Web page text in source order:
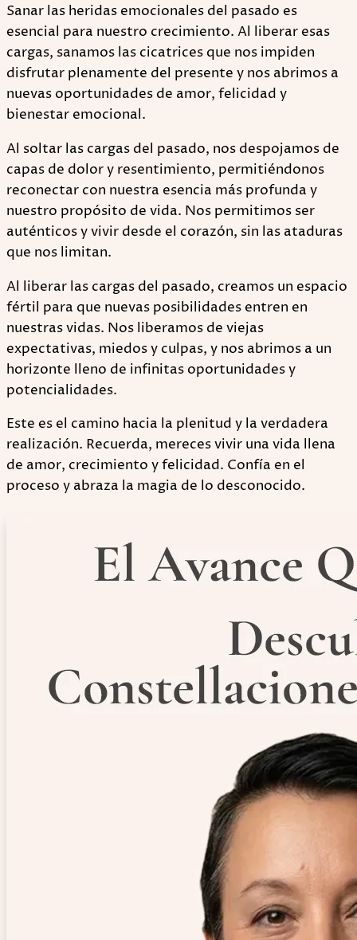
Sanar las heridas emocionales del pasado es
esencial para nuestro crecimiento. Al liberar esas
cargas, sanamos las cicatrices que nos impiden
disfrutar plenamente del presente y nos abrimos a
nuevas oportunidades de amor, felicidad y
bienestar emocional.
Al soltar las cargas del pasado, nos despojamos de
capas de dolor y resentimiento, permitiéndonos
reconectar con nuestra esencia más profunda y
nuestro propósito de vida. Nos permitimos ser
auténticos y vivir desde el corazón, sin las ataduras
que nos limitan.
Al liberar las cargas del pasado, creamos un espacio
fértil para que nuevas posibilidades entren en
nuestras vidas. Nos liberamos de viejas
expectativas, miedos y culpas, y nos abrimos a un
horizonte lleno de infinitas oportunidades y
potencialidades.
Este es el camino hacia la plenitud y la verdadera
realización. Recuerda, mereces vivir una vida llena
de amor, crecimiento y felicidad. Confía en el
proceso y abraza la magia de lo desconocido.